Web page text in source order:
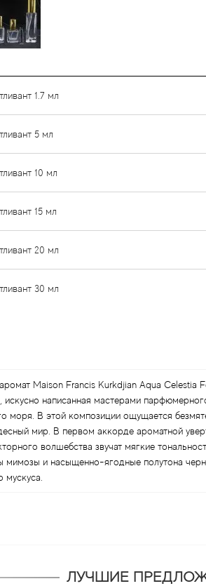
1.7 мл
5 мл
10 мл
15 мл
20 мл
30 мл
Maison Francis Kurkdjian Aqua
написанная мастерами
моря. В этой композиции ощущается
мир. В первом аккорде ароматной
волшебства звучат мягкие
мимозы и насыщенно-ягодные полутона
ЛУЧШИЕ